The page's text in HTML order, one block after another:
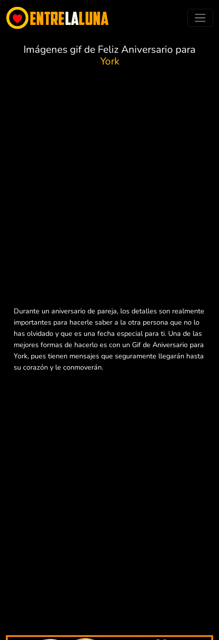
Imágenes gif de Feliz Aniversario para
York
Durante un aniversario de pareja, los detalles son realmente
importantes para hacerle saber a la otra persona que no lo
has olvidado y que es una fecha especial para ti. Una de las
mejores formas de hacerlo es con un Gif de Aniversario para
York, pues tienen mensajes que seguramente llegarán hasta
su corazón y le conmoverán.